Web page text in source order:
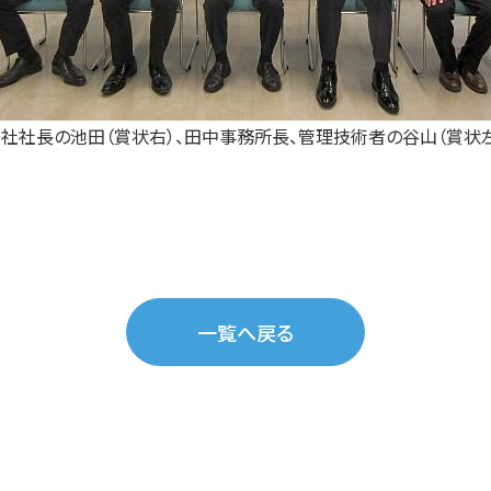
社長の池田（賞状右）、田中事務所長、管理技術者の谷山（賞状
一覧へ戻る